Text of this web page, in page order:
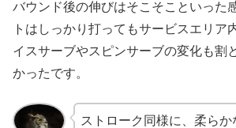
バウンド後の伸びはそこそこといった
トはしっかり打ってもサービスエリア
イスサーブやスピンサーブの変化も割
かったです。
ストローク同様に、柔ら